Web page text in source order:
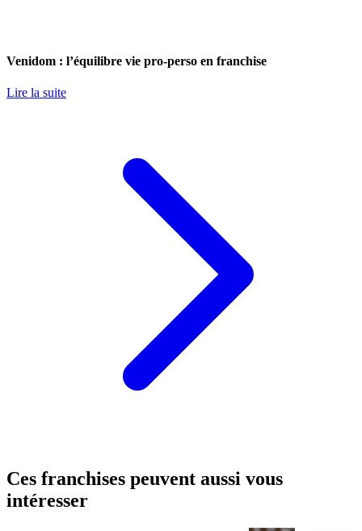
Venidom : l’équilibre vie pro-perso en franchise
Lire la suite
Ces franchises peuvent aussi vous
intéresser